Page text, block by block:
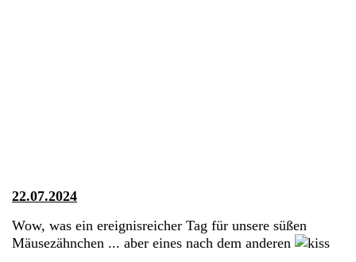
22.07.2024
Wow, was ein ereignisreicher Tag für unsere süßen
Mäusezähnchen ... aber eines nach dem anderen